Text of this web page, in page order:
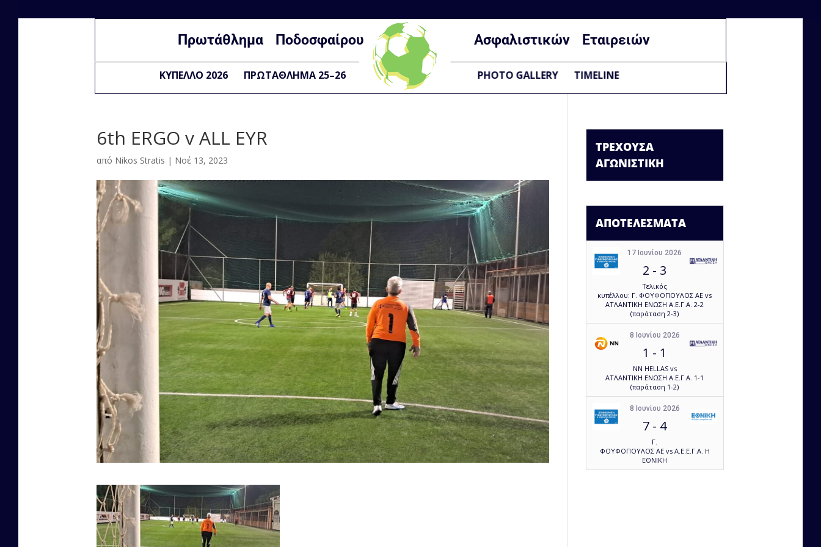
Πρωτάθλημα Ποδοσφαίρου Ασφαλιστικών Εταιρειών
ΚΥΠΕΛΛΟ 2026 ΠΡΩΤΑΘΛΗΜΑ 25–26 PHOTO GALLERY TIMELINE
6th ERGO v ALL EYR
από Nikos Stratis | Νοέ 13, 2023
ΤΡΕΧΟΥΣΑ
ΑΓΩΝΙΣΤΙΚΗ
ΑΠΟΤΕΛΕΣΜΑΤΑ
17 Ιουνίου 2026
2 - 3
Τελικός
κυπέλλου: Γ. ΦΟΥΦΟΠΟΥΛΟΣ ΑΕ vs
ΑΤΛΑΝΤΙΚΗ ΕΝΩΣΗ Α.Ε.Γ.Α. 2-2
(παράταση 2-3)
8 Ιουνίου 2026
1 - 1
NN HELLAS vs
ΑΤΛΑΝΤΙΚΗ ΕΝΩΣΗ Α.Ε.Γ.Α. 1-1
(παράταση 1-2)
8 Ιουνίου 2026
7 - 4
Γ.
ΦΟΥΦΟΠΟΥΛΟΣ ΑΕ vs Α.Ε.Ε.Γ.Α. Η
ΕΘΝΙΚΗ